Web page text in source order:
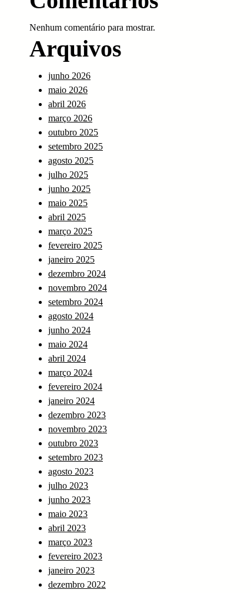
Nenhum comentário para mostrar.
Arquivos
junho 2026
maio 2026
abril 2026
março 2026
outubro 2025
setembro 2025
agosto 2025
julho 2025
junho 2025
maio 2025
abril 2025
março 2025
fevereiro 2025
janeiro 2025
dezembro 2024
novembro 2024
setembro 2024
agosto 2024
junho 2024
maio 2024
abril 2024
março 2024
fevereiro 2024
janeiro 2024
dezembro 2023
novembro 2023
outubro 2023
setembro 2023
agosto 2023
julho 2023
junho 2023
maio 2023
abril 2023
março 2023
fevereiro 2023
janeiro 2023
dezembro 2022